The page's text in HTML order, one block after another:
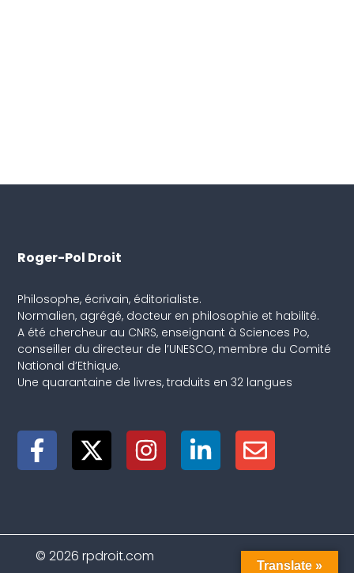
Roger-Pol Droit
Philosophe, écrivain, éditorialiste.
Normalien, agrégé, docteur en philosophie et habilité.
A été chercheur au CNRS, enseignant à Sciences Po,
conseiller du directeur de l’UNESCO, membre du Comité
National d’Ethique.
Une quarantaine de livres, traduits en 32 langues
© 2026 rpdroit.com
Translate »